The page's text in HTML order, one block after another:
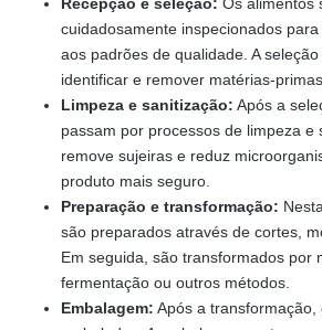
cuidadosamente inspecionados
aos padrões de qualidade. A
identificar e remover matérias-
Limpeza e sanitização: Após a
passam por processos de limpeza e
remove sujeiras e reduz
produto mais seguro.
Preparação e transformação:
são preparados através de cortes,
Em seguida, são transformados por
fermentação ou outros métodos.
Embalagem: Após a transformação,